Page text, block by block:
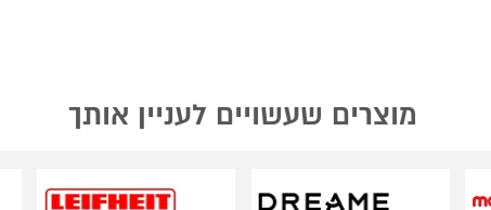
מוצרים שעשויים לעניין אותך